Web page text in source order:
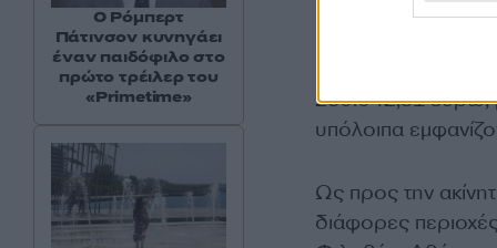
250.042,31 ευρώ,
υπόλοιπα
Ως προς την
διάφορες
Ο Ρόμπερτ
Πάτινσον κυνηγάει
έναν παιδόφιλο στο
πρώτο τρέιλερ του
«Primetime»